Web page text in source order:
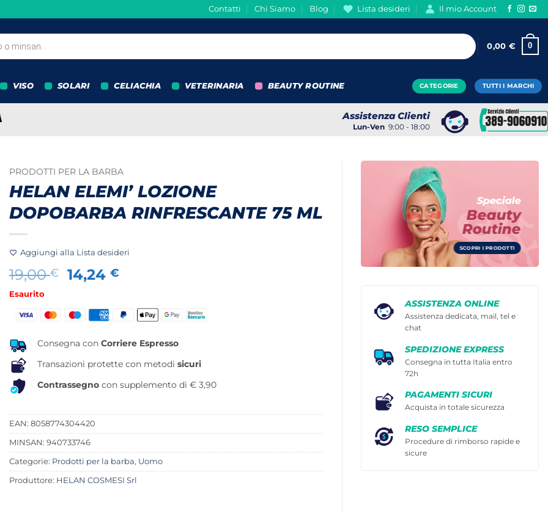
Contatti Chi Siamo Blog Lista desideri Il mio Account
0,00 € 0
VISO SOLARI CELIACHIA VETERINARIA BEAUTY ROUTINE CATEGORIE TUTTI I MARCHI
Assistenza Clienti
Lun-Ven 9:00 - 18:00
PRODOTTI PER LA BARBA
HELAN ELEMI’ LOZIONE
DOPOBARBA RINFRESCANTE 75 ML
Aggiungi alla Lista desideri
19,00€
Il
era:
14,24€
attuale
è:
Esaurito
Consegna con Corriere Espresso
Transazioni protette con metodi sicuri
Contrassegno con supplemento di € 3,90
EAN: 8058774304420
MINSAN: 940733746
Categorie: Prodotti per la barba, Uomo
Produttore: HELAN COSMESI Srl
Speciale
Beauty
Routine
SCOPRI I PRODOTTI
ASSISTENZA ONLINE
Assistenza dedicata, mail, tel e
chat
SPEDIZIONE EXPRESS
Consegna in tutta Italia entro
72h
PAGAMENTI SICURI
Acquista in totale sicurezza
RESO SEMPLICE
Procedure di rimborso rapide e
sicure